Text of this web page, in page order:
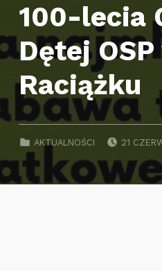
100-lecia
Dętej
Raciążku
CATEGORIZED IN:
AKTUALNOŚCI 21